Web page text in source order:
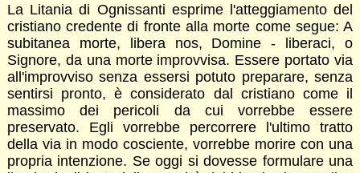
La Litania di Ognissanti esprime l'atteggiamento del
cristiano credente di fronte alla morte come segue: A
subitanea morte, libera nos, Domine - liberaci, o
Signore, da una morte improvvisa. Essere portato via
all'improvviso senza essersi potuto preparare, senza
sentirsi pronto, è considerato dal cristiano come il
massimo dei pericoli da cui vorrebbe essere
preservato. Egli vorrebbe percorrere l'ultimo tratto
della via in modo cosciente, vorrebbe morire con una
propria intenzione. Se oggi si dovesse formulare una